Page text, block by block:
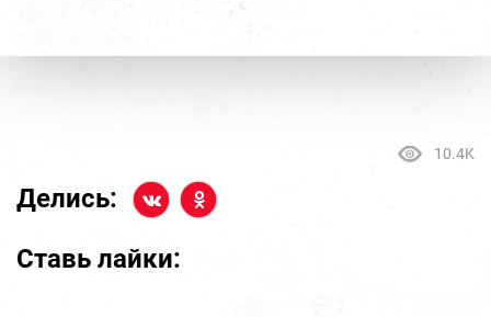
10.4K
Делись:
Ставь лайки: